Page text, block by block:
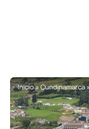
Inicio»Cundinamarca